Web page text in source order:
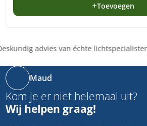
Toevoegen
advies van échte lichtspecialisten
Maud
Kom je er niet helemaal uit?
Wij helpen graag!